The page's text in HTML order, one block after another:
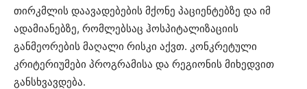
თირკმლის დაავადებების მქონე პაციენტებზე და იმ
ადამიანებზე, რომლებსაც ჰოსპიტალიზაციის
განმეორების მაღალი რისკი აქვთ. კონკრეტული
კრიტერიუმები პროგრამისა და რეგიონის მიხედვით
განსხვავდება.